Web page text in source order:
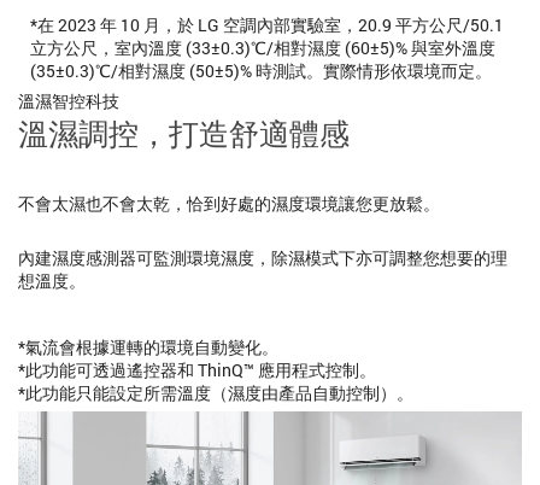
*在 2023 年 10 月，於 LG 空調內部實驗室，20.9 平方公尺/50.1
立方公尺，室內溫度 (33±0.3)℃/相對濕度 (60±5)% 與室外溫度
(35±0.3)℃/相對濕度 (50±5)% 時測試。實際情形依環境而定。
溫濕智控科技
溫濕調控，打造舒適體感
不會太濕也不會太乾，恰到好處的濕度環境讓您更放鬆。
內建濕度感測器可監測環境濕度，除濕模式下亦可調整您想要的理
想溫度。
*氣流會根據運轉的環境自動變化。
*此功能可透過遙控器和 ThinQ™ 應用程式控制。
*此功能只能設定所需溫度（濕度由產品自動控制）。